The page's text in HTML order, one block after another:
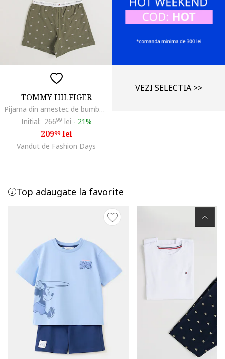
TOMMY HILFIGER
Pijama din amestec de bumbac cu pantaloni scurti, Verde masliniu/Alb optic
Initial: 26699 lei - 21%
20999lei
Vandut de Fashion Days
VEZI SELECTIA >>
Top adaugate la favorite